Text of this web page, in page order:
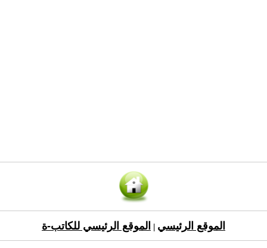
الموقع الرئيسي الموقع الرئيسي للكاتب-ة